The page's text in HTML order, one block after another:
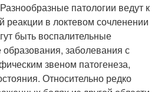
патологии ведут к
в локтевом сочленении
быть воспалительные
заболевания с
звеном патогенеза,
Относительно редко